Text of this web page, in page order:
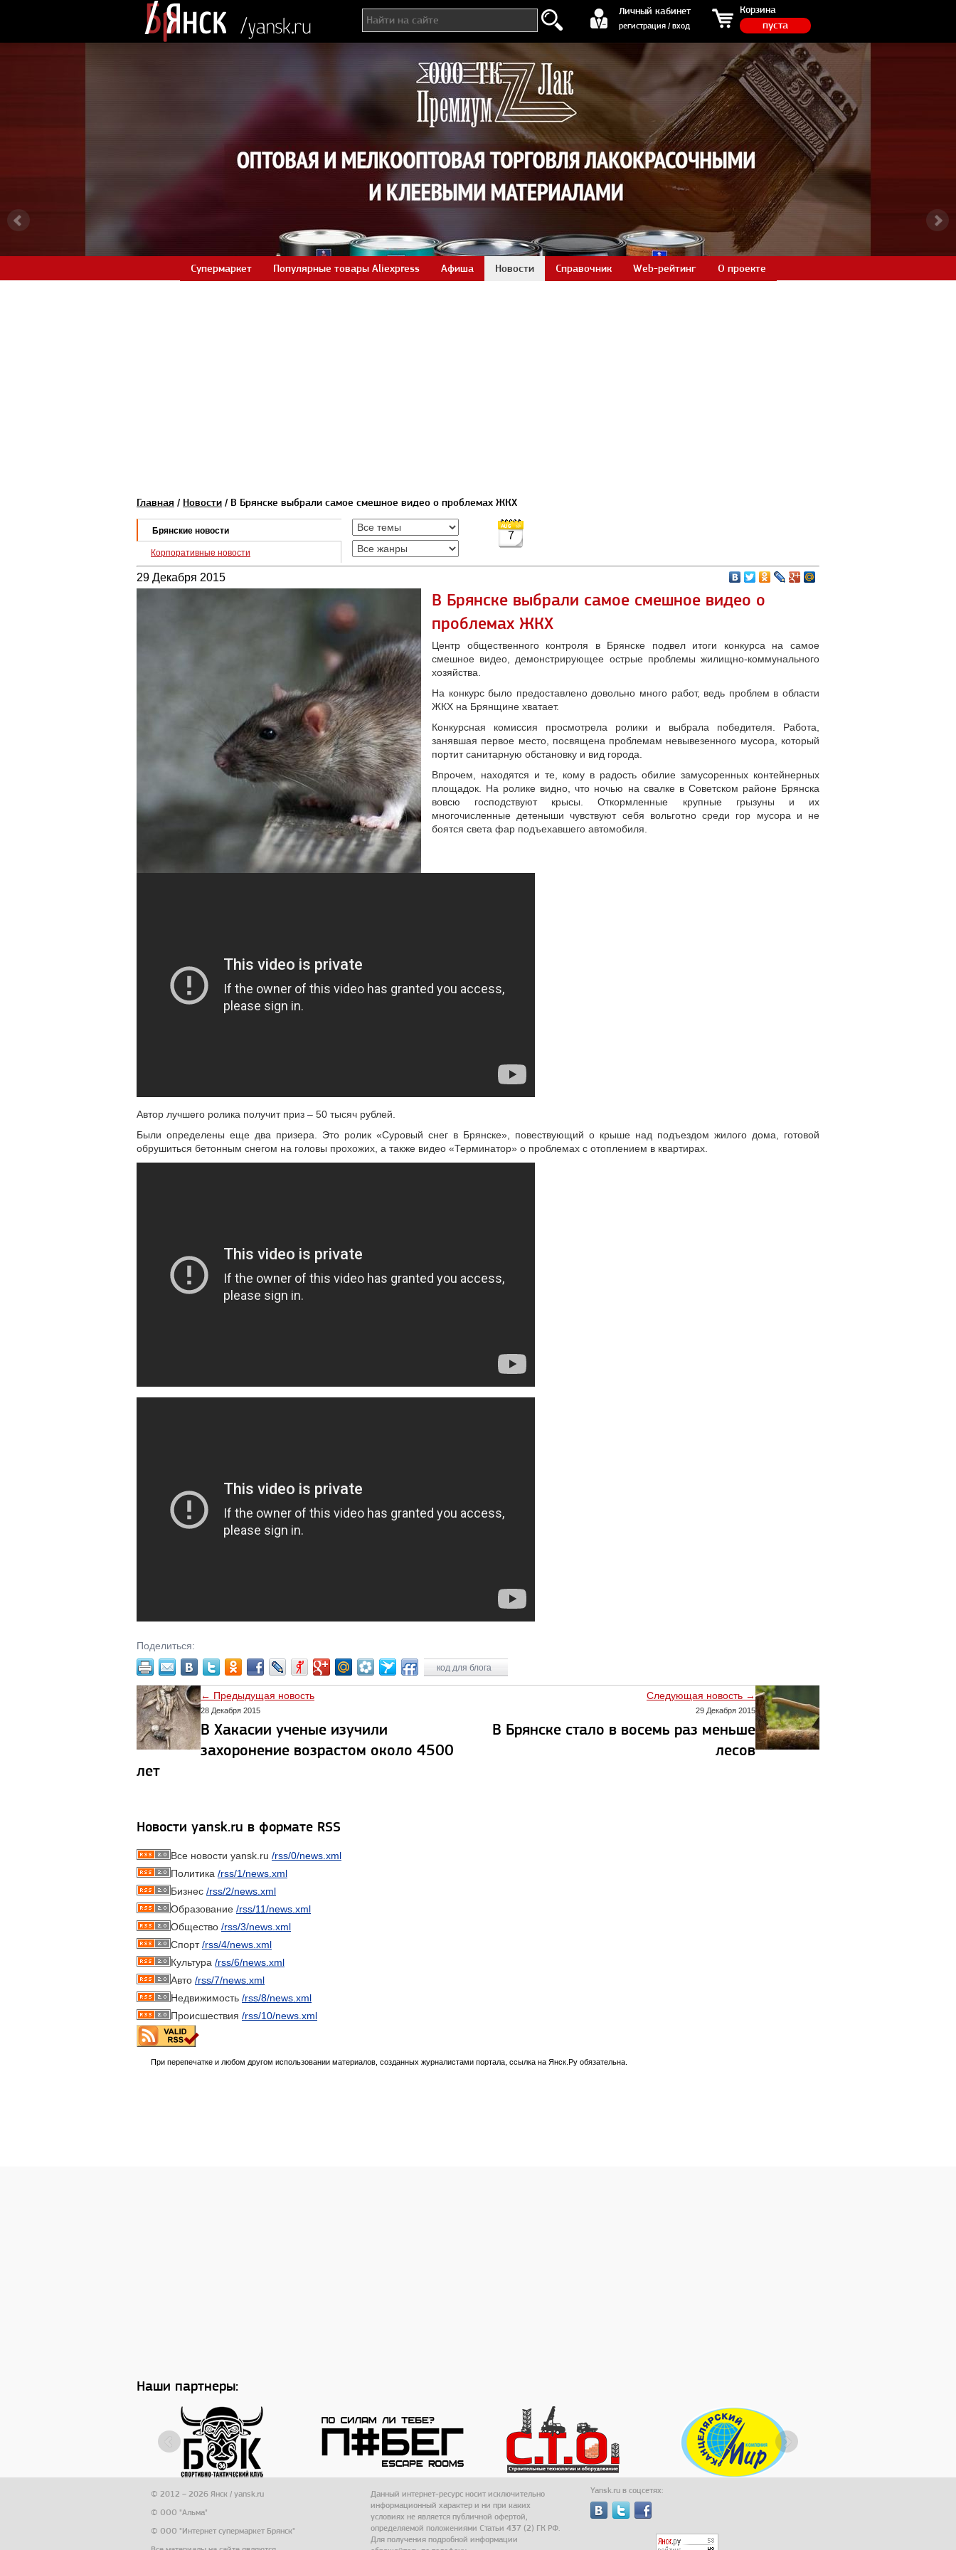
Личный кабинет
регистрация / вход
регистрация / вход Корзина
пуста
Супермаркет Популярные товары Aliexpress Афиша Новости Справочник Web-рейтинг О проекте
Главная / Новости / В Брянске выбрали самое смешное видео о проблемах ЖКХ
Брянские новости
Корпоративные новости
7
29 Декабря 2015
В Брянске выбрали самое смешное видео о
проблемах ЖКХ
Центр общественного контроля в Брянске подвел итоги конкурса на самое
смешное видео, демонстрирующее острые проблемы жилищно-коммунального
хозяйства.
На конкурс было предоставлено довольно много работ, ведь проблем в области
ЖКХ на Брянщине хватает.
Конкурсная комиссия просмотрела ролики и выбрала победителя. Работа,
занявшая первое место, посвящена проблемам невывезенного мусора, который
портит санитарную обстановку и вид города.
Впрочем, находятся и те, кому в радость обилие замусоренных контейнерных
площадок. На ролике видно, что ночью на свалке в Советском районе Брянска
вовсю господствуют крысы. Откормленные крупные грызуны и их
многочисленные детеныши чувствуют себя вольготно среди гор мусора и не
боятся света фар подъехавшего автомобиля.
Автор лучшего ролика получит приз – 50 тысяч рублей.
Были определены еще два призера. Это ролик «Суровый снег в Брянске», повествующий о крыше над подъездом жилого дома, готовой
обрушиться бетонным снегом на головы прохожих, а также видео «Терминатор» о проблемах с отоплением в квартирах.
Поделиться:
код для блога
← Предыдущая новость
28 Декабря 2015
В Хакасии ученые изучили
захоронение возрастом около 4500
лет
Следующая новость →
29 Декабря 2015
В Брянске стало в восемь раз меньше
лесов
Новости yansk.ru в формате RSS
Все новости yansk.ru /rss/0/news.xml
Политика /rss/1/news.xml
Бизнес /rss/2/news.xml
Образование /rss/11/news.xml
Общество /rss/3/news.xml
Спорт/rss/4/news.xml
Культура /rss/6/news.xml
Авто /rss/7/news.xml
Недвижимость /rss/8/news.xml
Происшествия /rss/10/news.xml
При перепечатке и любом другом использовании материалов, созданных журналистами портала, ссылка на Янск.Ру обязательна.
Наши партнеры:
© 2012 – 2026 Янск / yansk.ru
© ООО "Альма"
© ООО "Интернет супермаркет Брянск"
Данный интернет-ресурс носит исключительно
информационный характер и ни при каких
условиях не является публичной офертой,
определяемой положениями Статьи 437 (2) ГК РФ.
Для получения подробной информации
Yansk.ru в соцсетях: